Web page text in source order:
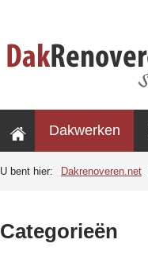
Dakwerken
U bent hier: Dakrenoveren.net
Categorieën